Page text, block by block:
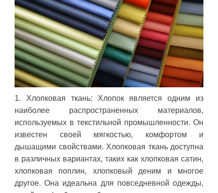
1. Хлопковая ткань: Хлопок является одним из
наиболее распространенных материалов,
используемых в текстильной промышленности. Он
известен своей мягкостью, комфортом и
дышащими свойствами. Хлопковая ткань доступна
в различных вариантах, таких как хлопковая сатин,
хлопковая поплин, хлопковый деним и многое
другое. Она идеальна для повседневной одежды,